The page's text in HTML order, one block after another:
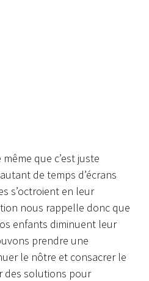
que c’est juste
de temps d’écrans
s’octroient en leur
nous rappelle donc que
enfants diminuent leur
prendre une
le nôtre et consacrer le
des solutions pour